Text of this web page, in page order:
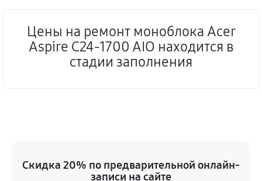
Цены на ремонт моноблока Acer
Aspire C24‑1700 AIO находится в
стадии заполнения
Скидка 20% по предварительной онлайн-
записи на сайте